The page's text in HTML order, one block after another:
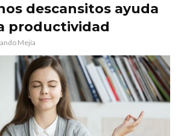
descansitos ayuda
productividad
Mejía